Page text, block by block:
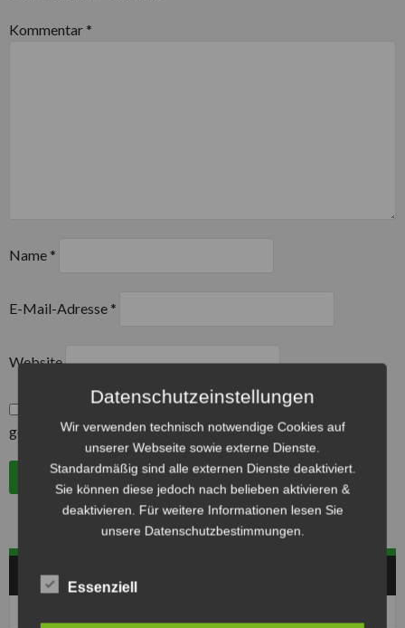
Kommentar *
Name *
E-Mail-Adresse *
Website
Hiermit bestätige ich, die Datenschutzbestimmungen
gelesen und akzeptiert zu haben.
HERREN
Datenschutzeinstellungen
Wir verwenden technisch notwendige Cookies auf
unserer Webseite sowie externe Dienste.
Standardmäßig sind alle externen Dienste deaktiviert.
Sie können diese jedoch nach belieben aktivieren &
deaktivieren. Für weitere Informationen lesen Sie
unsere Datenschutzbestimmungen.
Essenziell